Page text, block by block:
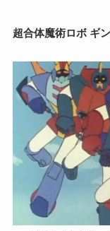
超合体魔術ロボ ギ